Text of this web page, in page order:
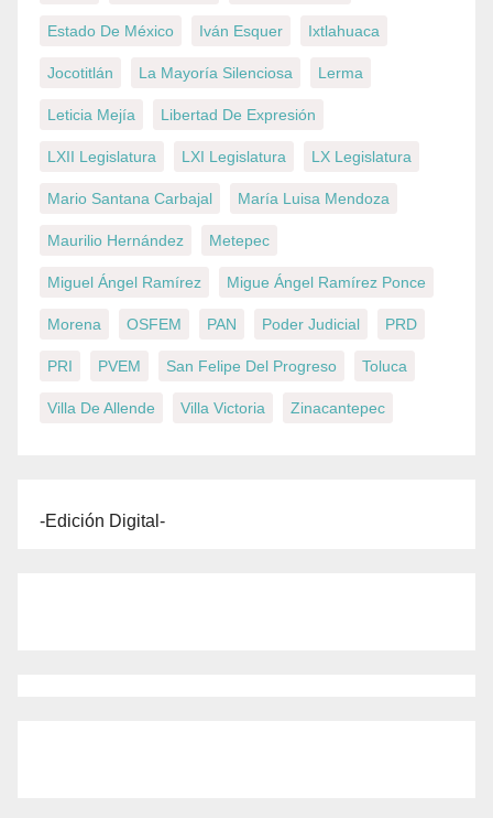
Estado De México Iván Esquer Ixtlahuaca
Jocotitlán La Mayoría Silenciosa Lerma
Leticia Mejía Libertad De Expresión
LXII Legislatura LXI Legislatura LX Legislatura
Mario Santana Carbajal María Luisa Mendoza
Maurilio Hernández Metepec
Miguel Ángel Ramírez Migue Ángel Ramírez Ponce
Morena OSFEM PAN Poder Judicial PRD
PRI PVEM San Felipe Del Progreso Toluca
Villa De Allende Villa Victoria Zinacantepec
-Edición Digital-